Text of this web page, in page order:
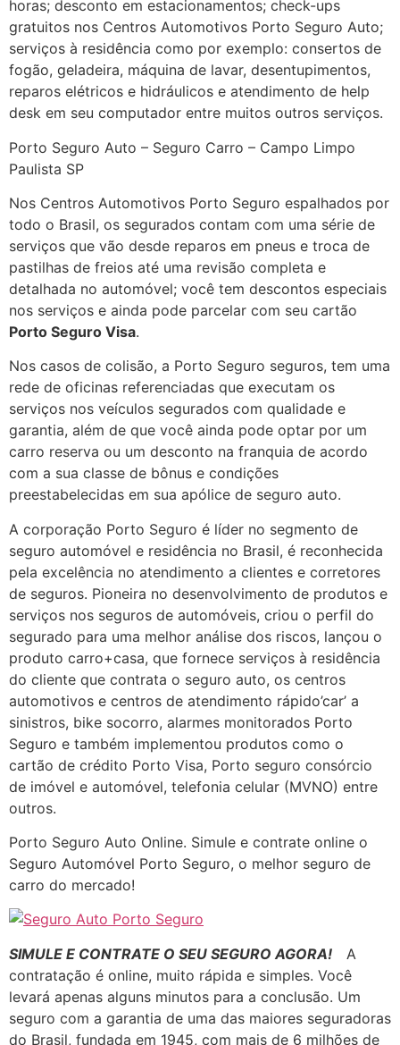
horas; desconto em estacionamentos; check-ups
gratuitos nos Centros Automotivos Porto Seguro Auto;
serviços à residência como por exemplo: consertos de
fogão, geladeira, máquina de lavar, desentupimentos,
reparos elétricos e hidráulicos e atendimento de help
desk em seu computador entre muitos outros serviços.
Porto Seguro Auto – Seguro Carro – Campo Limpo
Paulista SP
Nos Centros Automotivos Porto Seguro espalhados por
todo o Brasil, os segurados contam com uma série de
serviços que vão desde reparos em pneus e troca de
pastilhas de freios até uma revisão completa e
detalhada no automóvel; você tem descontos especiais
nos serviços e ainda pode parcelar com seu cartão
Porto Seguro Visa.
Nos casos de colisão, a Porto Seguro seguros, tem uma
rede de oficinas referenciadas que executam os
serviços nos veículos segurados com qualidade e
garantia, além de que você ainda pode optar por um
carro reserva ou um desconto na franquia de acordo
com a sua classe de bônus e condições
preestabelecidas em sua apólice de seguro auto.
A corporação Porto Seguro é líder no segmento de
seguro automóvel e residência no Brasil, é reconhecida
pela excelência no atendimento a clientes e corretores
de seguros. Pioneira no desenvolvimento de produtos e
serviços nos seguros de automóveis, criou o perfil do
segurado para uma melhor análise dos riscos, lançou o
produto carro+casa, que fornece serviços à residência
do cliente que contrata o seguro auto, os centros
automotivos e centros de atendimento rápido’car’ a
sinistros, bike socorro, alarmes monitorados Porto
Seguro e também implementou produtos como o
cartão de crédito Porto Visa, Porto seguro consórcio
de imóvel e automóvel, telefonia celular (MVNO) entre
outros.
Porto Seguro Auto Online. Simule e contrate online o
Seguro Automóvel Porto Seguro, o melhor seguro de
carro do mercado!
SIMULE E CONTRATE O SEU SEGURO AGORA!
A
contratação é online, muito rápida e simples. Você
levará apenas alguns minutos para a conclusão. Um
seguro com a garantia de uma das maiores seguradoras
do Brasil, fundada em 1945, com mais de 6 milhões de